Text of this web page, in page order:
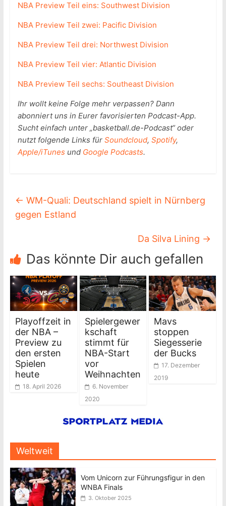
NBA Preview Teil eins: Southwest Division
NBA Preview Teil zwei: Pacific Division
NBA Preview Teil drei: Northwest Division
NBA Preview Teil vier: Atlantic Division
NBA Preview Teil sechs: Southeast Division
Ihr wollt keine Folge mehr verpassen? Dann
abonniert uns in Eurer favorisierten Podcast-App.
Sucht einfach unter „basketball.de-Podcast“ oder
nutzt folgende Links für Soundcloud, Spotify,
Apple/iTunes und Google Podcasts.
← WM-Quali: Deutschland spielt in Nürnberg
gegen Estland
Da Silva Lining →
Das könnte Dir auch gefallen
Playoffzeit in
der NBA –
Preview zu
den ersten
Spielen
heute
18. April 2026
Spielergewer
kschaft
stimmt für
NBA-Start
vor
Weihnachten
6. November
2020
Mavs
stoppen
Siegesserie
der Bucks
17. Dezember
2019
Weltweit
Vom Unicorn zur Führungsfigur in den
WNBA Finals
3. Oktober 2025